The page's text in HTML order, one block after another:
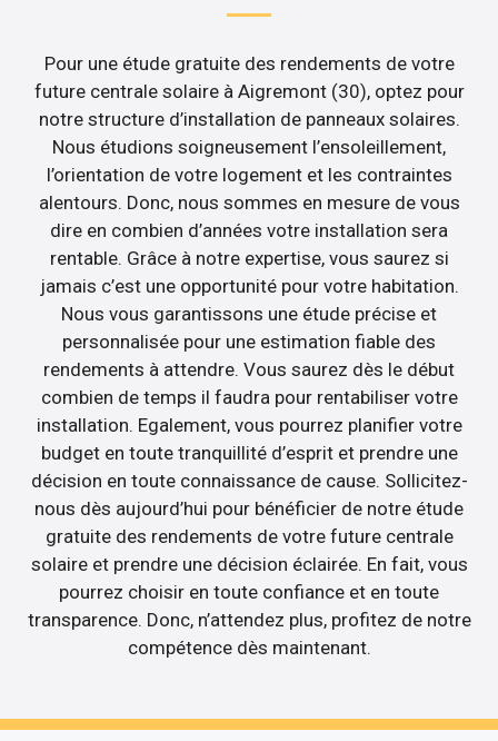
Pour une étude gratuite des rendements de votre
future centrale solaire à Aigremont (30), optez pour
notre structure d’installation de panneaux solaires.
Nous étudions soigneusement l’ensoleillement,
l’orientation de votre logement et les contraintes
alentours. Donc, nous sommes en mesure de vous
dire en combien d’années votre installation sera
rentable. Grâce à notre expertise, vous saurez si
jamais c’est une opportunité pour votre habitation.
Nous vous garantissons une étude précise et
personnalisée pour une estimation fiable des
rendements à attendre. Vous saurez dès le début
combien de temps il faudra pour rentabiliser votre
installation. Egalement, vous pourrez planifier votre
budget en toute tranquillité d’esprit et prendre une
décision en toute connaissance de cause. Sollicitez-
nous dès aujourd’hui pour bénéficier de notre étude
gratuite des rendements de votre future centrale
solaire et prendre une décision éclairée. En fait, vous
pourrez choisir en toute confiance et en toute
transparence. Donc, n’attendez plus, profitez de notre
compétence dès maintenant.